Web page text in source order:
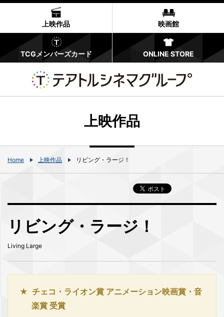
上映作品 映画館
TCGメンバーズカード ONLINE STORE
上映作品
Home 上映作品 リビング・ラージ！
リビング・ラージ！
Living Large
チェコ・ライオン賞 アニメーション映画賞・音
楽賞 受賞